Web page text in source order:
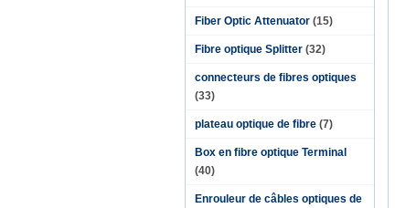
Fiber Optic Attenuator (15)
Fibre optique Splitter (32)
connecteurs de fibres optiques
(33)
plateau optique de fibre (7)
Box en fibre optique Terminal
(40)
Enrouleur de câbles optiques de